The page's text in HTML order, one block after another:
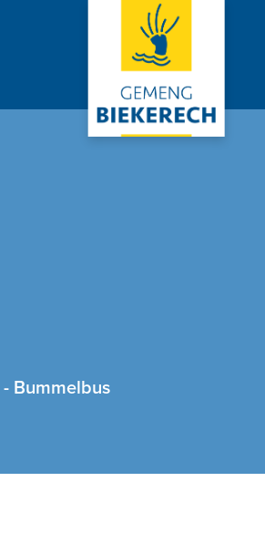
- Bummelbus